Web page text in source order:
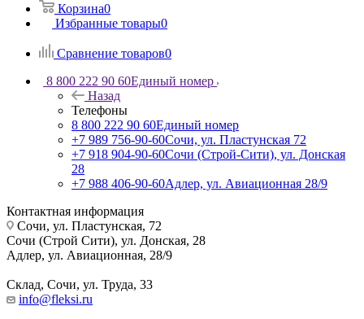
Корзина0
Избранные товары0
Сравнение товаров0
8 800 222 90 60Единый номер
Назад
Телефоны
8 800 222 90 60Единый номер
+7 989 756-90-60Сочи, ул. Пластунская 72
+7 918 904-90-60Сочи (Строй-Сити), ул. Донская
28
+7 988 406-90-60Адлер, ул. Авиационная 28/9
Контактная информация
Сочи, ул. Пластунская, 72
Сочи (Строй Сити), ул. Донская, 28
Адлер, ул. Авиационная, 28/9
Склад, Сочи, ул. Труда, 33
info@fleksi.ru